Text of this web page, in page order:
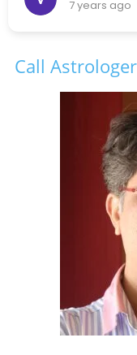
7 years ago
Call